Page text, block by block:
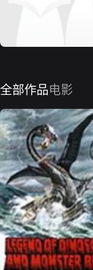
全部作品电影